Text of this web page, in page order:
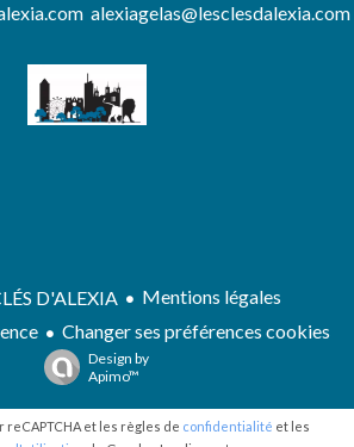
alexiagelas@lesclesdalexia.com
D'ALEXIA
Mentions légales
Changer ses préférences cookies
Design by
Apimo™
reCAPTCHA et les règles de confidentialité et les